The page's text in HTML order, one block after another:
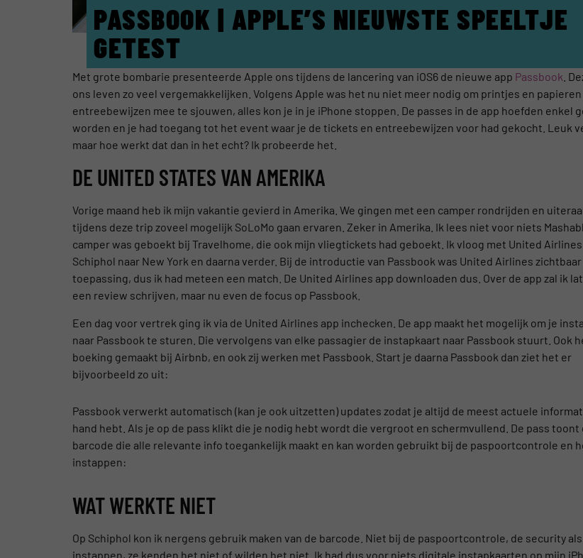
PASSBOOK | APPLE’S NIEUWSTE SPEELTJE
GETEST
Met grote bombarie presenteerde Apple ons tijdens de lancering van iOS6 de nieuwe app Passbook .
ons leven zo veel vergemakkelijken. Volgens Apple was het nu niet meer nodig om printjes en
entreebewijzen mee te sjouwen, alles kon je in je iPhone stoppen. De passes in de app hoefden enkel
worden en je had toegang tot het event waar je de tickets en entreebewijzen voor had gekocht. Leuk
maar hoe werkt dat dan in het echt? Ik probeerde het.
DE UNITED STATES VAN AMERIKA
Vorige maand heb ik mijn vakantie gevierd in Amerika. We gingen met een camper rondrijden en
tijdens deze trip zoveel mogelijk SoLoMo gaan ervaren. Zeker in Amerika. Ik lees niet voor niets
camper was geboekt bij Travelhome, die ook mijn vliegtickets had geboekt. Ik vloog met United Airlines
Schiphol naar New York en daarna verder. Bij de introductie van Passbook was United Airlines zichtbaar
toepassing, dus ik had meteen een match. De United Airlines app downloaden dus. Over de app zal ik
een review schrijven, maar nu even de focus op Passbook.
Een dag voor vertrek ging ik via de United Airlines app inchecken. De app maakt het mogelijk om je
naar Passbook te sturen. Die vervolgens van elke passagier de instapkaart naar Passbook stuurt. Ook
boeking gemaakt bij Airbnb, en ook zij werken met Passbook. Start je daarna Passbook dan ziet het er
bijvoorbeeld zo uit:
Passbook verwerkt automatisch (kan je ook uitzetten) updates zodat je altijd de meest actuele
hand hebt. Als je op de pass klikt die je nodig hebt wordt die vergroot en schermvullend. De pass toont
barcode die alle relevante info toegankelijk maakt en kan worden gebruikt bij de paspoortcontrole en
instappen:
WAT WERKTE NIET
Op Schiphol kon ik nergens gebruik maken van de barcode. Niet bij de paspoortcontrole, de security
instappen, ze kenden het niet of wilden het niet. Ik had dus voor niets digitale instapkaarten op mijn